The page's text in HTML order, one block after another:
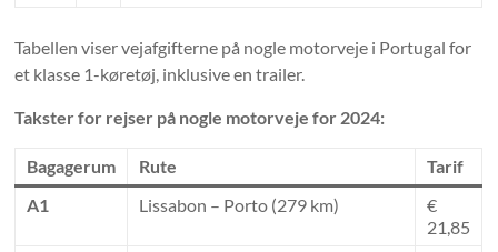
Tabellen viser vejafgifterne på nogle motorveje i Portugal for
et klasse 1-køretøj, inklusive en trailer.
Takster for rejser på nogle motorveje for 2024:
Bagagerum Rute
Tarif
A1
Lissabon – Porto (279 km)
€
21,85